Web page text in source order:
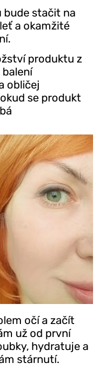
bude stačit na
a okamžité
produktu z
obličej
se produkt
očí a začít
už od první
hydratuje a
stárnutí.